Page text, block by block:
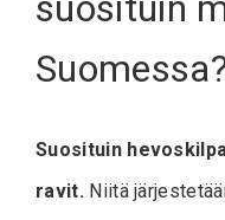
Suosituin
ravit.Niitä